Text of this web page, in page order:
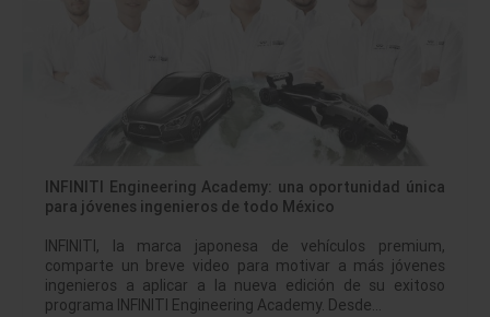
INFINITI Engineering Academy: una oportunidad única
para jóvenes ingenieros de todo México
INFINITI, la marca japonesa de vehículos premium,
comparte un breve video para motivar a más jóvenes
ingenieros a aplicar a la nueva edición de su exitoso
programa INFINITI Engineering Academy. Desde…